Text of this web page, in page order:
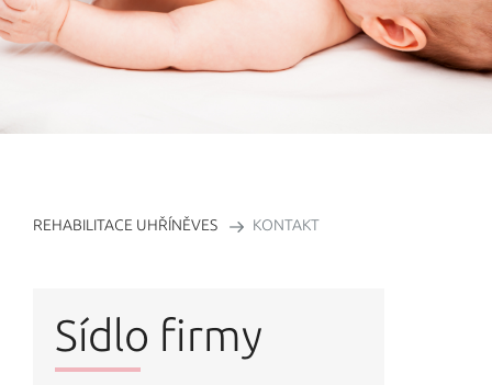
REHABILITACE UHŘÍNĚVES KONTAKT
Sídlo firmy
Co vám můžeme nabídnout?
VIDEO
VNITŘNÍ ŘÁD